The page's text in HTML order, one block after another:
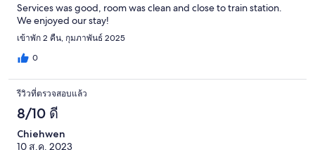
Services was good, room was clean and close to train station.
We enjoyed our stay!
เข้าพัก 2 คืน, กุมภาพันธ์ 2025
0
รีวิวที่ตรวจสอบแล้ว
8/10 ดี
Chiehwen
10 ส.ค. 2023